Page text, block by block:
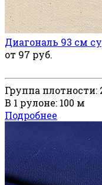
Диагональ 93 см
от 97 руб.
Группа плотности:
В 1 рулоне: 100 м
Подробнее